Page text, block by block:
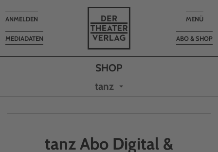
Toggle
MENÜ
ABO & SHOP
MEDIADATEN
Toggle
navigation
ANMELDEN
tanz
tanz Abo Digital &